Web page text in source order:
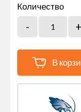
Количество
В